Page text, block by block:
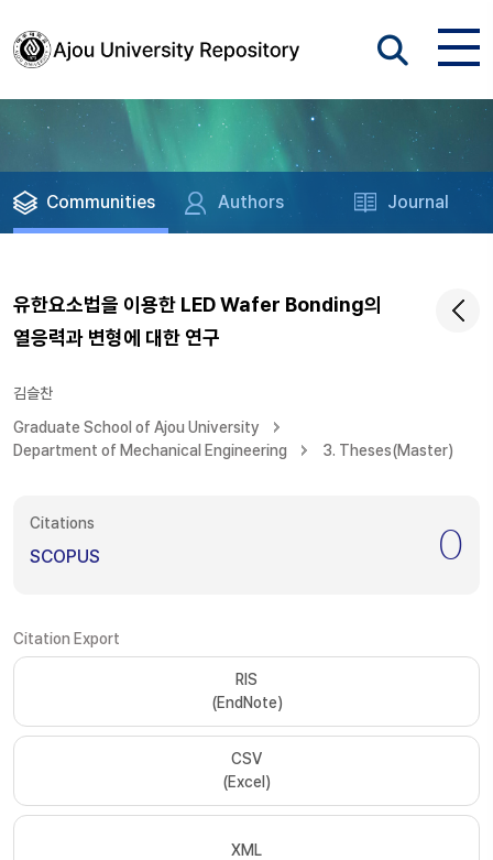
Communities Authors Journal
유한요소법을 이용한 LED Wafer Bonding의
열응력과 변형에 대한 연구
김슬찬
Graduate School of Ajou University
Department of Mechanical Engineering
3. Theses(Master)
Citations
SCOPUS 0
Citation Export
RIS
(EndNote)
CSV
(Excel)
XML